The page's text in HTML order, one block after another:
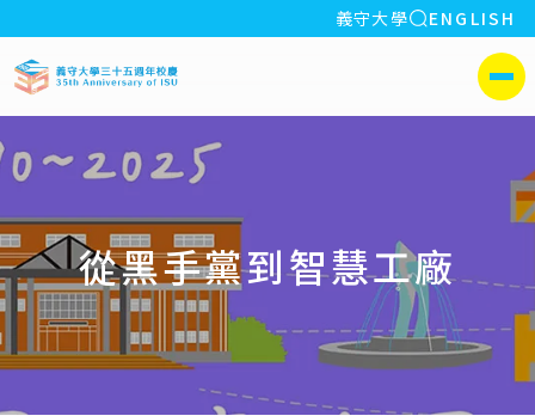
:::
義守大學 全站搜索
ENGLISH
側選單
從黑手黨到智慧工廠